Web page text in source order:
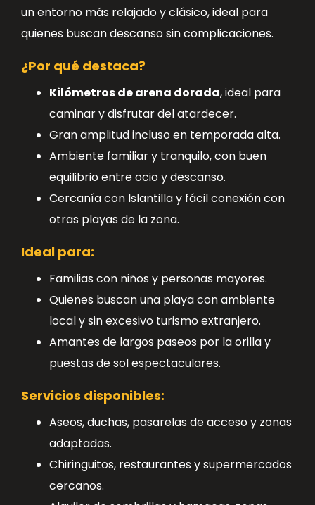
un entorno más relajado y clásico, ideal para
quienes buscan descanso sin complicaciones.
¿Por qué destaca?
Kilómetros de arena dorada, ideal para
caminar y disfrutar del atardecer.
Gran amplitud incluso en temporada alta.
Ambiente familiar y tranquilo, con buen
equilibrio entre ocio y descanso.
Cercanía con Islantilla y fácil conexión con
otras playas de la zona.
Ideal para:
Familias con niños y personas mayores.
Quienes buscan una playa con ambiente
local y sin excesivo turismo extranjero.
Amantes de largos paseos por la orilla y
puestas de sol espectaculares.
Servicios disponibles:
Aseos, duchas, pasarelas de acceso y zonas
adaptadas.
Chiringuitos, restaurantes y supermercados
cercanos.